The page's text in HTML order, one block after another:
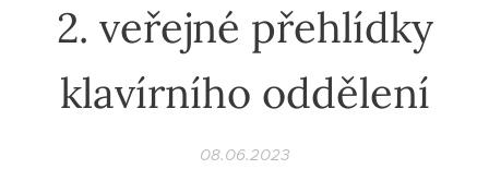
2. veřejné přehlídky
klavírního oddělení
08.06.2023